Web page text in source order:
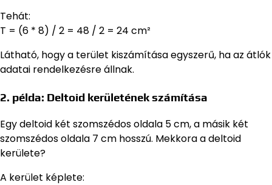
Tehát:
T = (6 * 8) / 2 = 48 / 2 = 24 cm²
Látható, hogy a terület kiszámítása egyszerű, ha az átlók
adatai rendelkezésre állnak.
2. példa: Deltoid kerületének számítása
Egy deltoid két szomszédos oldala 5 cm, a másik két
szomszédos oldala 7 cm hosszú. Mekkora a deltoid
kerülete?
A kerület képlete: